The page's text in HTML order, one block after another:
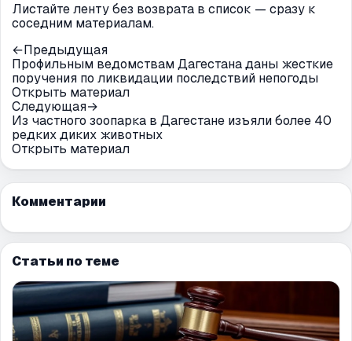
Листайте ленту без возврата в список — сразу к
соседним материалам.
←Предыдущая
Профильным ведомствам Дагестана даны жесткие
поручения по ликвидации последствий непогоды
Открыть материал
Следующая→
Из частного зоопарка в Дагестане изъяли более 40
редких диких животных
Открыть материал
Комментарии
Статьи по теме